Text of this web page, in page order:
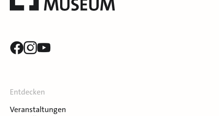
Entdecken
Veranstaltungen